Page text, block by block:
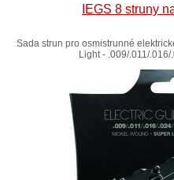
IEGS 8 struny
Sada strun pro osmistrunné
Light - .009/.011/